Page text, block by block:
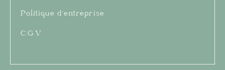
Politique d’entreprise
C.G.V